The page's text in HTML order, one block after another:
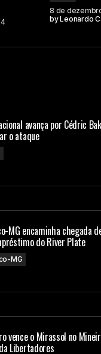
8 de
byLeonardo
avança por Cédric
o ataque
MG encaminha chegada
do River Plate
MG
vence o Mirassol no
Libertadores